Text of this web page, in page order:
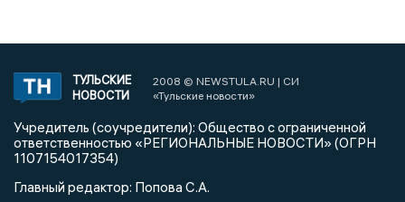
ТУЛЬСКИЕ
НОВОСТИ
2008 © NEWSTULA.RU | СИ
«Тульские новости»
Учредитель (соучредители): Общество с ограниченной
ответственностью «РЕГИОНАЛЬНЫЕ НОВОСТИ» (ОГРН
1107154017354)
Главный редактор: Попова С.А.